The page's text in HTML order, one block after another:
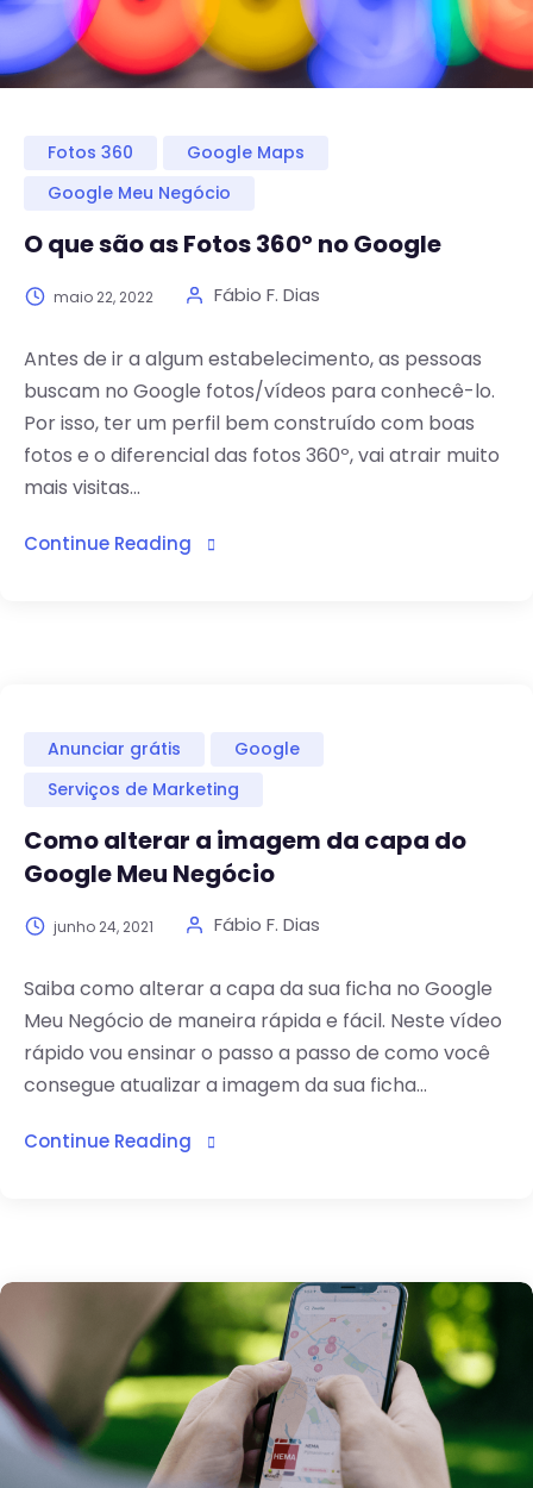
Fotos 360
Google Maps
Google Meu Negócio
O que são as Fotos 360º no Google
maio 22, 2022 Fábio F. Dias
Antes de ir a algum estabelecimento, as pessoas
buscam no Google fotos/vídeos para conhecê-lo.
Por isso, ter um perfil bem construído com boas
fotos e o diferencial das fotos 360º, vai atrair muito
mais visitas...
Continue Reading
Anunciar grátis
Google
Serviços de Marketing
Como alterar a imagem da capa do
Google Meu Negócio
junho 24, 2021 Fábio F. Dias
Saiba como alterar a capa da sua ficha no Google
Meu Negócio de maneira rápida e fácil. Neste vídeo
rápido vou ensinar o passo a passo de como você
consegue atualizar a imagem da sua ficha...
Continue Reading